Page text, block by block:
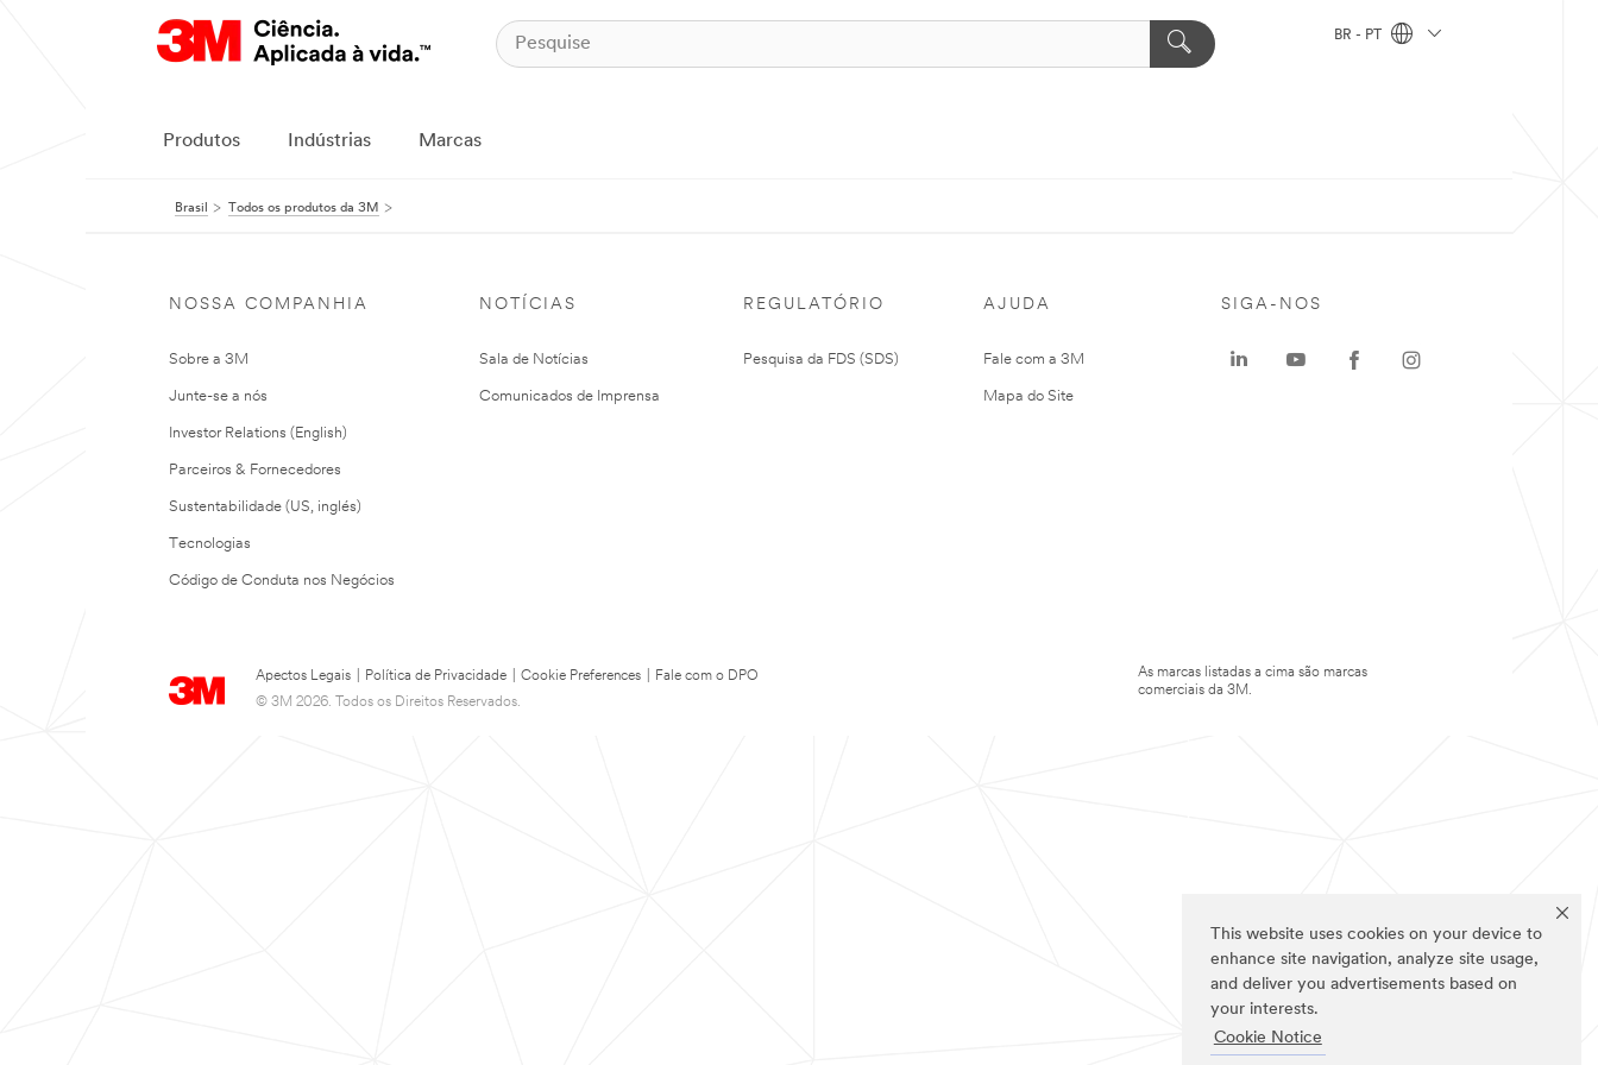
This website uses cookies on your device to
enhance site navigation, analyze site usage,
and deliver you advertisements based on
your interests.
Cookie Notice
BR - PT
Produtos Indústrias Marcas
Brasil Todos os produtos da 3M
NOSSA COMPANHIA
Sobre a 3M
Junte-se a nós
Investor Relations (English)
Parceiros & Fornecedores
Sustentabilidade (US, inglés)
Tecnologias
Código de Conduta nos Negócios
NOTÍCIAS
Sala de Notícias
Comunicados de Imprensa
REGULATÓRIO
Pesquisa da FDS (SDS)
AJUDA
Fale com a 3M
Mapa do Site
Apectos Legais Política de Privacidade Cookie Preferences
Fale com o DPO
© 3M 2026. Todos os Direitos Reservados.
SIGA-NOS
As marcas listadas a cima são marcas
comerciais da 3M.